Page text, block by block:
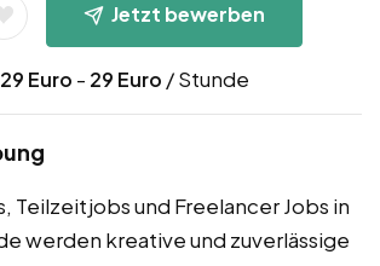
Jetzt bewerben
29 Euro - 29 Euro / Stunde
Teilzeitjobs und Freelancer Jobs in
werden kreative und zuverlässige